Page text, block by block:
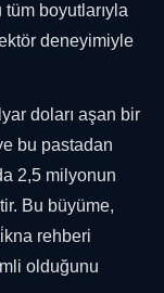
boyutlarıyla
deneyimiyle
doları aşan bir
bu pastadan
2,5 milyonun
Bu büyüme,
rehberi
olduğunu